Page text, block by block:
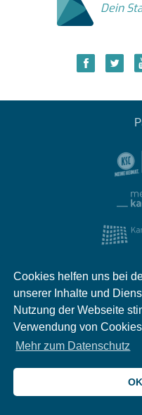
Cookies helfen uns bei
unserer Inhalte und
Nutzung der Webseite
Verwendung von
Mehr zum Datenschutz
OK
Dein
Impressum Kontakt
©